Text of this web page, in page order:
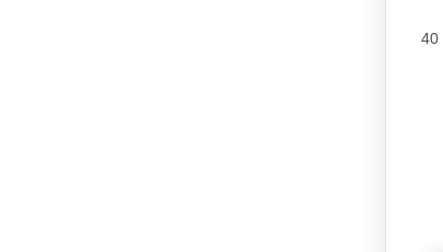
با افزایش سن، شانس باردار شدن زنان کاهش می‌یابد. سن در حال تبدیل شدن به یک عامل رایج در ناباروری زنان است زیرا بسیاری از زوج‌ها تا 30 یا 40